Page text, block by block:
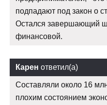
подпадают под закон о
Остался завершающий
финансовой.
Карен ответил(а)
Составляли около 16
плохим состоянием